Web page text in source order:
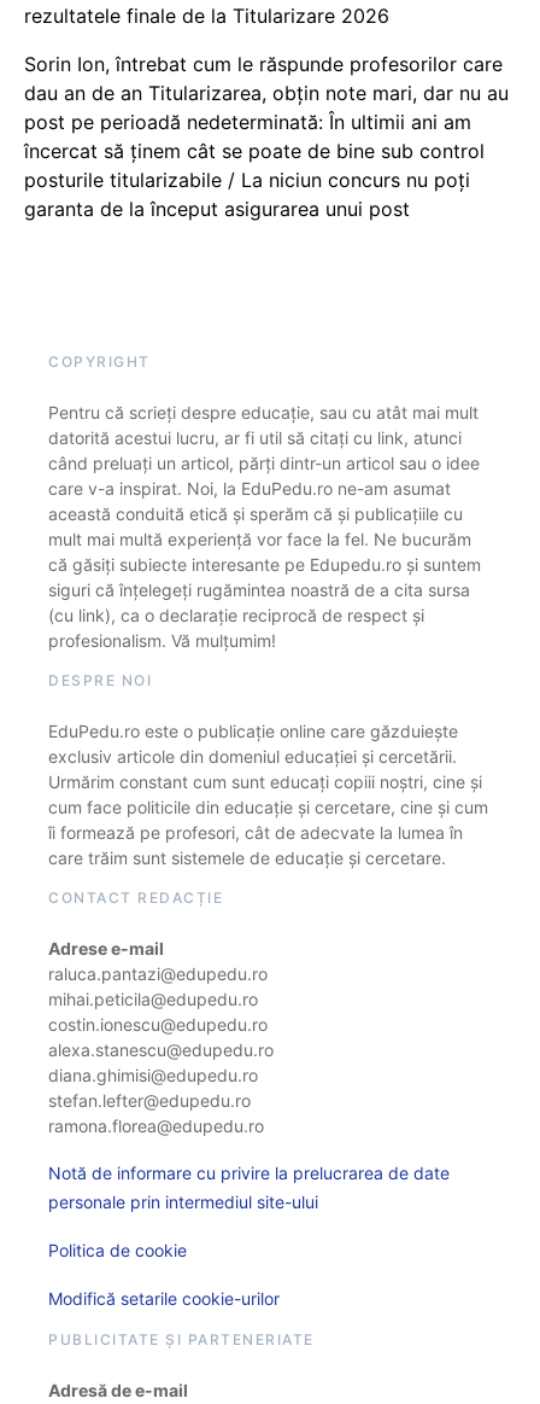
rezultatele finale de la Titularizare 2026
Sorin Ion, întrebat cum le răspunde profesorilor care
dau an de an Titularizarea, obțin note mari, dar nu au
post pe perioadă nedeterminată: În ultimii ani am
încercat să ținem cât se poate de bine sub control
posturile titularizabile / La niciun concurs nu poți
garanta de la început asigurarea unui post
COPYRIGHT
Pentru că scrieți despre educație, sau cu atât mai mult
datorită acestui lucru, ar fi util să citați cu link, atunci
când preluați un articol, părți dintr-un articol sau o idee
care v-a inspirat. Noi, la EduPedu.ro ne-am asumat
această conduită etică și sperăm că și publicațiile cu
mult mai multă experiență vor face la fel. Ne bucurăm
că găsiți subiecte interesante pe Edupedu.ro și suntem
siguri că înțelegeți rugămintea noastră de a cita sursa
(cu link), ca o declarație reciprocă de respect și
profesionalism. Vă mulțumim!
DESPRE NOI
EduPedu.ro este o publicație online care găzduiește
exclusiv articole din domeniul educației și cercetării.
Urmărim constant cum sunt educați copiii noștri, cine și
cum face politicile din educație și cercetare, cine și cum
îi formează pe profesori, cât de adecvate la lumea în
care trăim sunt sistemele de educație și cercetare.
CONTACT REDACȚIE
Adrese e-mail
raluca.pantazi@edupedu.ro
mihai.peticila@edupedu.ro
costin.ionescu@edupedu.ro
alexa.stanescu@edupedu.ro
diana.ghimisi@edupedu.ro
stefan.lefter@edupedu.ro
ramona.florea@edupedu.ro
Notă de informare cu privire la prelucrarea de date
personale prin intermediul site-ului
Politica de cookie
Modifică setarile cookie-urilor
PUBLICITATE ȘI PARTENERIATE
Adresă de e-mail